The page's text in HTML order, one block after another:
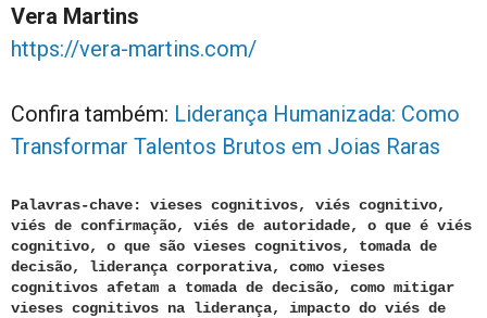
Vera Martins
https://vera-martins.com/
Confira também: Liderança Humanizada: Como
Transformar Talentos Brutos em Joias Raras
Palavras-chave: vieses cognitivos, viés cognitivo,
viés de confirmação, viés de autoridade, o que é viés
cognitivo, o que são vieses cognitivos, tomada de
decisão, liderança corporativa, como vieses
cognitivos afetam a tomada de decisão, como mitigar
vieses cognitivos na liderança, impacto do viés de